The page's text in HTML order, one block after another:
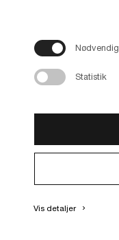
Nødvendig
Statistik
Vis detaljer keyboard_arrow_right